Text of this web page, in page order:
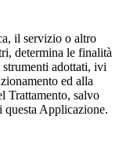
il servizio o altro
determina le finalità
adottati, ivi
ed alla
Trattamento, salvo
questa Applicazione.